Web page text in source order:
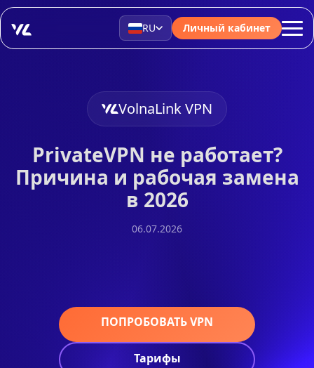
RU Личный кабинет
VolnaLink VPN
PrivateVPN не работает?
Причина и рабочая замена
в 2026
06.07.2026
ПОПРОБОВАТЬ VPN
Тарифы